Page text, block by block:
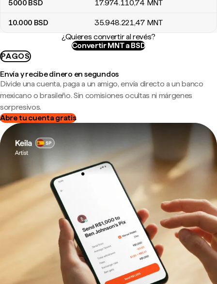
5000 BSD 17.974.110,74 MNT
10.000 BSD 35.948.221,47 MNT
¿Quieres convertir al revés?
Convertir MNT a BSD
PAGOS
Envía y recibe dinero en segundos
Divide una cuenta, paga a un amigo, envía directo a un banco
mexicano o brasileño. Sin comisiones ocultas ni márgenes
sorpresivos.
Abre tu cuenta gratis